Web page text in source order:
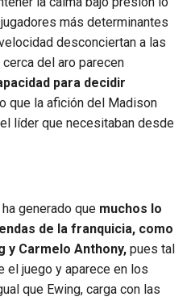
más determinantes
desconciertan a las
del aro parecen
para decidir
que la afición del Madison
líder que necesitaban desde
generado que muchos lo
de la franquicia, como
y Carmelo Anthony, pues tal
el juego y aparece en los
que Ewing, carga con las